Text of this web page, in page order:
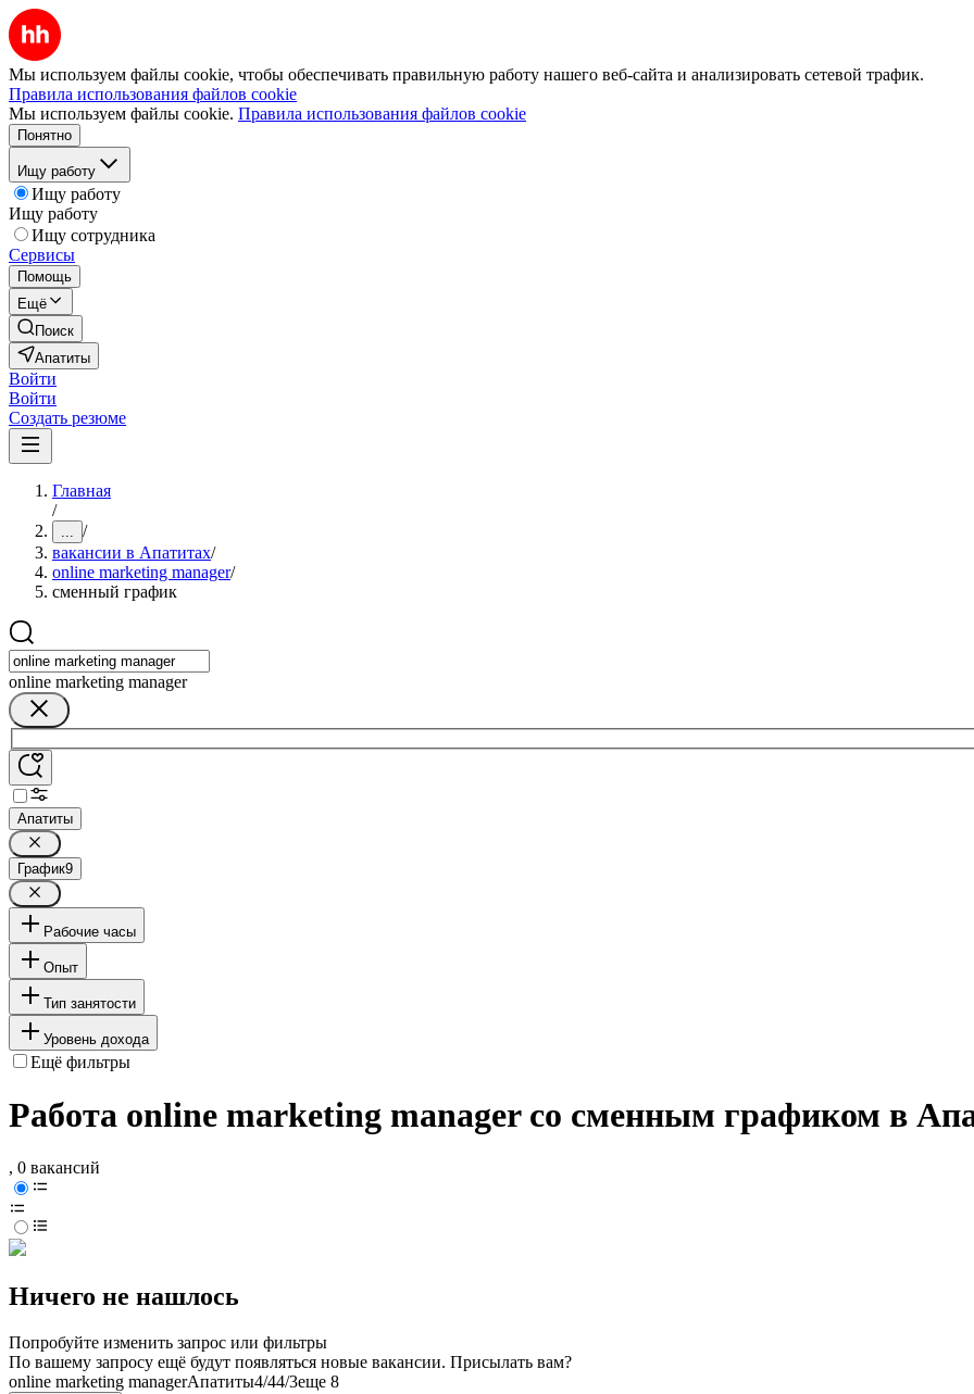
Мы используем файлы cookie, чтобы обеспечивать правильную работу нашего веб-сайта и анализировать сетевой трафик.
Правила использования файлов cookie
Мы используем файлы cookie. Правила использования файлов cookie
Понятно
Ищу работу
Ищу работу
Ищу работу
Ищу сотрудника
Сервисы
Помощь
Ещё
Поиск
Апатиты
Войти
Войти
Создать резюме
Главная
/
... /
вакансии в Апатитах/
online marketing manager/
сменный график
online marketing manager
Апатиты
График9
Рабочие часы
Опыт
Тип занятости
Уровень дохода
Ещё фильтры
Работа online marketing manager со сменным графиком в
, 0 вакансий
Ничего не нашлось
Попробуйте изменить запрос или фильтры
По вашему запросу ещё будут появляться новые вакансии. Присылать вам?
online marketing managerАпатиты4/44/3еще 8